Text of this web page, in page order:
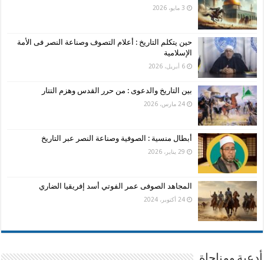
3 مايو، 2026
حين يتكلم التاريخ : أعلام التصوف وصناعة النصر فى الأمة
الإسلامية
6 أبريل، 2026
بين التاريخ والدعوى : من حرر القدس وهزم التتار
24 مارس، 2026
أبطال منسية : الصوفية وصناعة النصر عبر التاريخ
29 يناير، 2026
المجاهد الصوفى عمر الفوتي أسد إفريقيا الضاري
24 أكتوبر، 2024